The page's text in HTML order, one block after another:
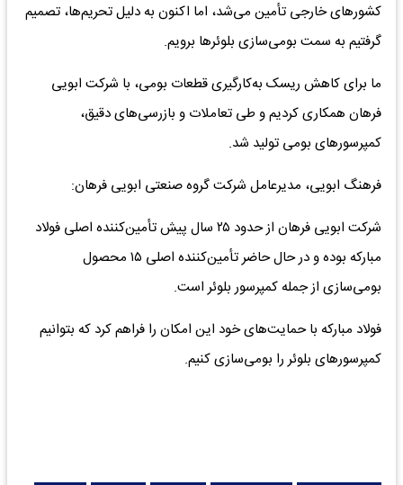
کشورهای خارجی تأمین می‌شد، اما اکنون به دلیل تحریم‌ها، تصمیم
گرفتیم به سمت بومی‌سازی بلوئرها برویم.
ما برای کاهش ریسک به‌کارگیری قطعات بومی، با شرکت ابویی
فرهان همکاری کردیم و طی تعاملات و بازرسی‌های دقیق،
کمپرسورهای بومی تولید شد.
فرهنگ ابویی، مدیرعامل شرکت گروه صنعتی ابویی فرهان:
شرکت ابویی فرهان از حدود ۲۵ سال پیش تأمین‌کننده اصلی فولاد
مبارکه بوده و در حال حاضر تأمین‌کننده اصلی ۱۵ محصول
بومی‌سازی از جمله کمپرسور بلوئر است.
فولاد مبارکه با حمایت‌های خود این امکان را فراهم کرد که بتوانیم
کمپرسورهای بلوئر را بومی‌سازی کنیم.